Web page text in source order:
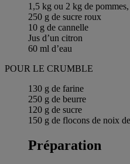
1,5 kg ou 2 kg de
250 g de sucre roux
10 g de cannelle
Jus d’un citron
60 ml d’eau
POUR LE CRUMBLE
130 g de farine
250 g de beurre
120 g de sucre
150 g de flocons de noix
Préparation